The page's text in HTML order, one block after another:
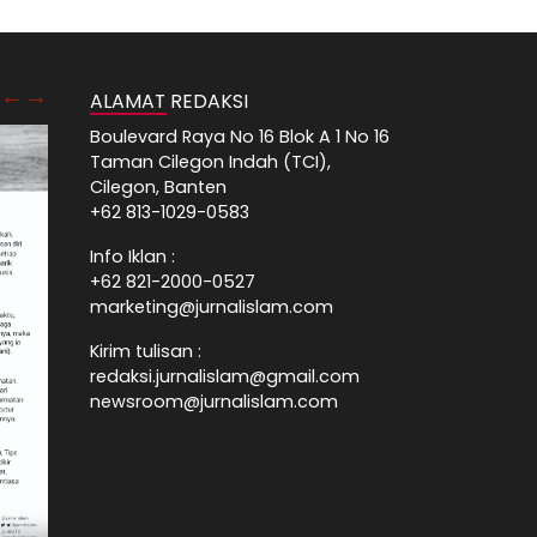
ALAMAT REDAKSI
Boulevard Raya No 16 Blok A 1 No 16
Taman Cilegon Indah (TCI),
Cilegon, Banten
+62 813-1029-0583
Info Iklan :
+62 821-2000-0527
marketing@jurnalislam.com
Kirim tulisan :
redaksi.jurnalislam@gmail.com
newsroom@jurnalislam.com